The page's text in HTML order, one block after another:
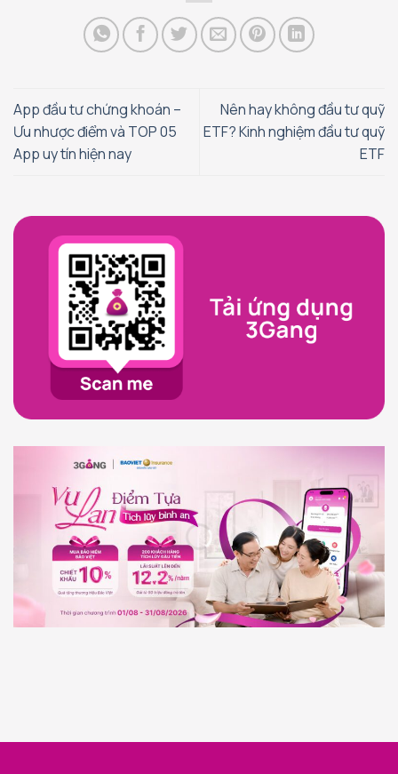
App đầu tư chứng khoán –
Ưu nhược điểm và TOP 05
App uy tín hiện nay
Nên hay không đầu tư quỹ
ETF? Kinh nghiệm đầu tư quỹ
ETF